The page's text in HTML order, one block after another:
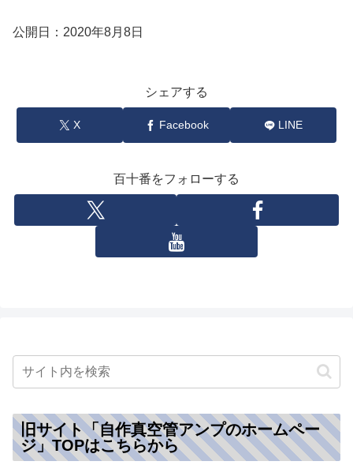
公開日：2020年8月8日
シェアする
X Facebook LINE
百十番をフォローする
旧サイト「自作真空管アンプのホームペー
ジ」TOPはこちらから